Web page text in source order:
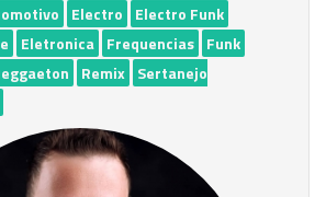
Electro
Electro Funk
Eletronica Frequencias Funk
Remix Sertanejo